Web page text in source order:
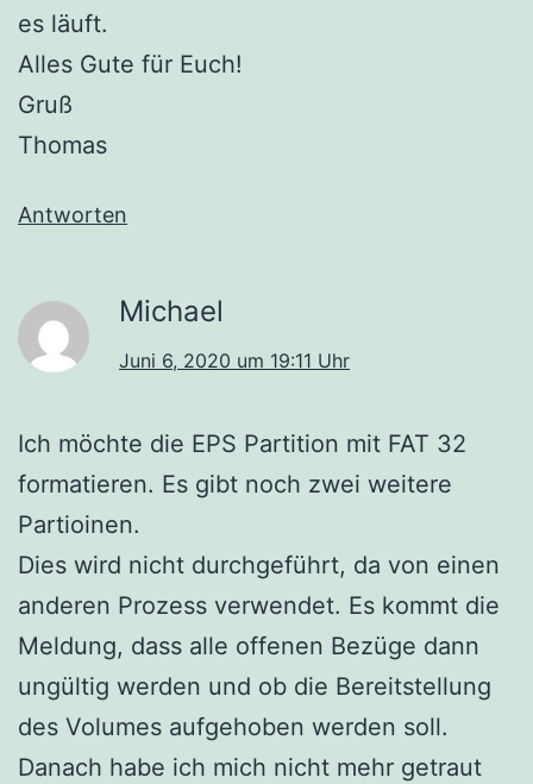
es läuft.
Alles Gute für Euch!
Gruß
Thomas
Antworten
Michael
Juni 6, 2020 um 19:11 Uhr
Ich möchte die EPS Partition mit FAT 32
formatieren. Es gibt noch zwei weitere
Partioinen.
Dies wird nicht durchgeführt, da von einen
anderen Prozess verwendet. Es kommt die
Meldung, dass alle offenen Bezüge dann
ungültig werden und ob die Bereitstellung
des Volumes aufgehoben werden soll.
Danach habe ich mich nicht mehr getraut